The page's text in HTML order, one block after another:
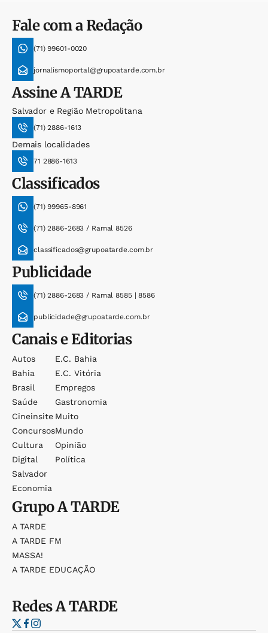
Fale com a Redação
(71) 99601-0020
jornalismoportal@grupoatarde.com.br
AssineA TARDE
Salvador e Região Metropolitana
(71) 2886-1613
Demais localidades
71 2886-1613
Classificados
(71) 99965-8961
(71) 2886-2683 / Ramal 8526
classificados@grupoatarde.com.br
Publicidade
(71) 2886-2683 / Ramal 8585 | 8586
publicidade@grupoatarde.com.br
Canais e Editorias
Autos
Bahia
Brasil
Saúde
Cineinsite
Concursos
Cultura
Digital
Salvador
Economia
E.c. Bahia
E.c. Vitória
Empregos
Gastronomia
Muito
Mundo
Opinião
Política
GrupoA TARDE
A TARDE
A TARDE FM
MASSA!
A TARDE EDUCAÇÃO
RedesA TARDE